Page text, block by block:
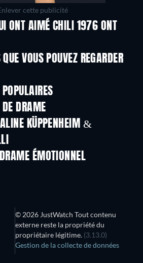
cette publicité
ONT AIMÉ CHILI 1976 ONT
VOUS POUVEZ REGARDER
DRAME
KÜPPENHEIM &
ÉMOTIONNEL
© 2026 JustWatch Tout contenu
externe reste la propriété du
propriétaire légitime. (3.13.0)
Gestion de la collecte de données